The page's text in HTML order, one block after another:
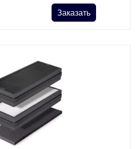
Заказать